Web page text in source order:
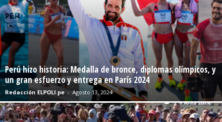
Perú hizo historia: Medalla de bronce, diplomas olímpicos, y
un gran esfuerzo y entrega en París 2024
Redacción ELPOLI.pe - Agosto 13, 2024